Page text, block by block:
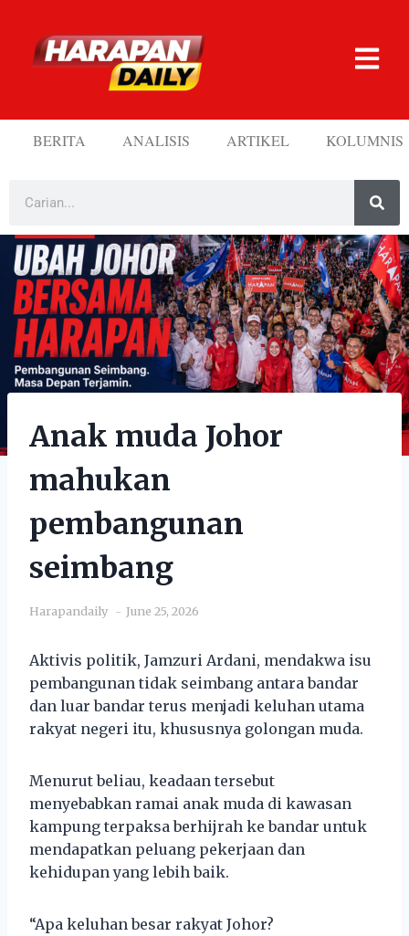
BERITA ANALISIS ARTIKEL KOLUMNIS
Anak muda Johor
mahukan
pembangunan
seimbang
Harapandaily June 25, 2026
Aktivis politik, Jamzuri Ardani, mendakwa isu
pembangunan tidak seimbang antara bandar
dan luar bandar terus menjadi keluhan utama
rakyat negeri itu, khususnya golongan muda.
Menurut beliau, keadaan tersebut
menyebabkan ramai anak muda di kawasan
kampung terpaksa berhijrah ke bandar untuk
mendapatkan peluang pekerjaan dan
kehidupan yang lebih baik.
“Apa keluhan besar rakyat Johor?